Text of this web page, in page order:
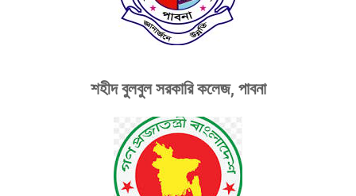
শহীদ বুলবুল সরকারি কলেজ, পাবনা